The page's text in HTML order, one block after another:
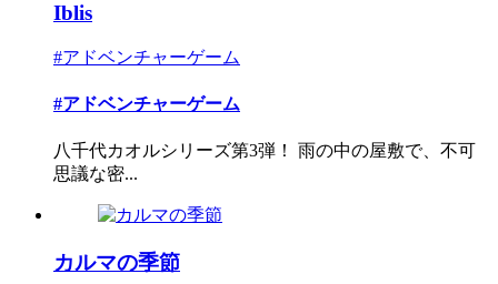
Iblis
#アドベンチャーゲーム
#アドベンチャーゲーム
八千代カオルシリーズ第3弾！ 雨の中の屋敷で、不可
思議な密...
カルマの季節